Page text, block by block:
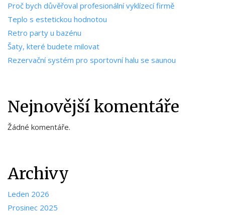
Proč bych důvěřoval profesionální vyklízecí firmě
Teplo s estetickou hodnotou
Retro party u bazénu
Šaty, které budete milovat
Rezervační systém pro sportovní halu se saunou
Nejnovější komentáře
Žádné komentáře.
Archivy
Leden 2026
Prosinec 2025